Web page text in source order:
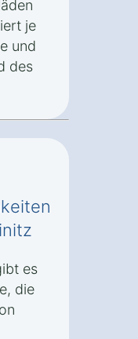
je
und
des
es
die